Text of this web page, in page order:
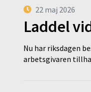
22 maj 2026
Laddel
Nu har riksdagen
arbetsgivaren